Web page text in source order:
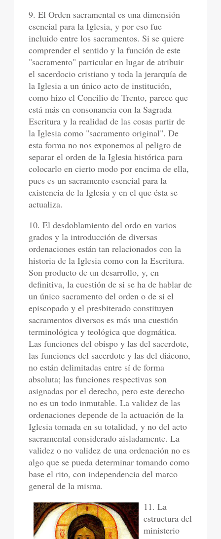
9. El Orden sacramental es una dimensión
esencial para la Iglesia, y por eso fue
incluido entre los sacramentos. Si se quiere
comprender el sentido y la función de este
"sacramento" particular en lugar de atribuir
el sacerdocio cristiano y toda la jerarquía de
la Iglesia a un único acto de institución,
como hizo el Concilio de Trento, parece que
está más en consonancia con la Sagrada
Escritura y la realidad de las cosas partir de
la Iglesia como "sacramento original". De
esta forma no nos exponemos al peligro de
separar el orden de la Iglesia histórica para
colocarlo en cierto modo por encima de ella,
pues es un sacramento esencial para la
existencia de la Iglesia y en el que ésta se
actualiza.
10. El desdoblamiento del ordo en varios
grados y la introducción de diversas
ordenaciones están tan relacionados con la
historia de la Iglesia como con la Escritura.
Son producto de un desarrollo, y, en
definitiva, la cuestión de si se ha de hablar de
un único sacramento del orden o de si el
episcopado y el presbiterado constituyen
sacramentos diversos es más una cuestión
terminológica y teológica que dogmática.
Las funciones del obispo y las del sacerdote,
las funciones del sacerdote y las del diácono,
no están delimitadas entre sí de forma
absoluta; las funciones respectivas son
asignadas por el derecho, pero este derecho
no es un todo inmutable. La validez de las
ordenaciones depende de la actuación de la
Iglesia tomada en su totalidad, y no del acto
sacramental considerado aisladamente. La
validez o no validez de una ordenación no es
algo que se pueda determinar tomando como
base el rito, con independencia del marco
general de la misma.
11. La
estructura del
ministerio